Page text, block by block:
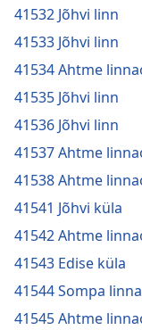
41532 Jõhvi linn
41533 Jõhvi linn
41534 Ahtme
41535 Jõhvi linn
41536 Jõhvi linn
41537 Ahtme
41538 Ahtme
41541 Jõhvi küla
41542 Ahtme
41543 Edise küla
41544 Sompa
41545 Ahtme